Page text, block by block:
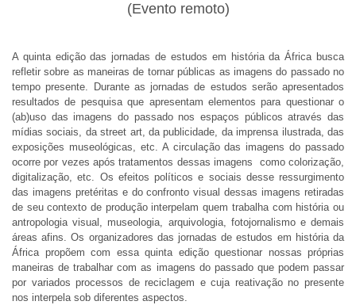
(Evento remoto)
A quinta edição das jornadas de estudos em história da África busca
refletir sobre as maneiras de tornar públicas as imagens do passado no
tempo presente. Durante as jornadas de estudos serão apresentados
resultados de pesquisa que apresentam elementos para questionar o
(ab)uso das imagens do passado nos espaços públicos através das
mídias sociais, da street art, da publicidade, da imprensa ilustrada, das
exposições museológicas, etc. A circulação das imagens do passado
ocorre por vezes após tratamentos dessas imagens  como colorização,
digitalização, etc. Os efeitos políticos e sociais desse ressurgimento
das imagens pretéritas e do confronto visual dessas imagens retiradas
de seu contexto de produção interpelam quem trabalha com história ou
antropologia visual, museologia, arquivologia, fotojornalismo e demais
áreas afins. Os organizadores das jornadas de estudos em história da
África propõem com essa quinta edição questionar nossas próprias
maneiras de trabalhar com as imagens do passado que podem passar
por variados processos de reciclagem e cuja reativação no presente
nos interpela sob diferentes aspectos.